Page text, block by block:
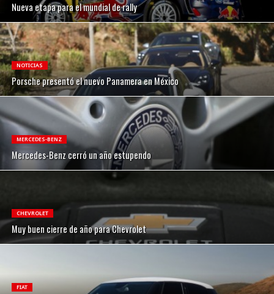
Nueva etapa para el mundial de rally
NOTICIAS
Porsche presentó el nuevo Panamera en México
MERCEDES-BENZ
Mercedes-Benz cerró un año estupendo
CHEVROLET
Muy buen cierre de año para Chevrolet
FIAT